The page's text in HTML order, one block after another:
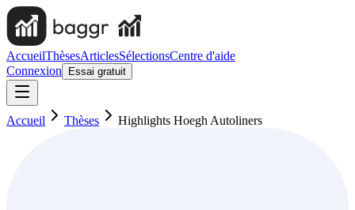
AccueilThèsesArticlesSélectionsCentre d'aide
Connexion
Essai gratuit
Accueil Thèses Highlights Hoegh Autoliners